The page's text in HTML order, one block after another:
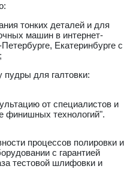
тонких деталей и для
машин в интернет-
Екатеринбурге с
пудры для галтовки:
от специалистов и
финишных технологий".
процессов полировки и
с гарантией
тестовой шлифовки и